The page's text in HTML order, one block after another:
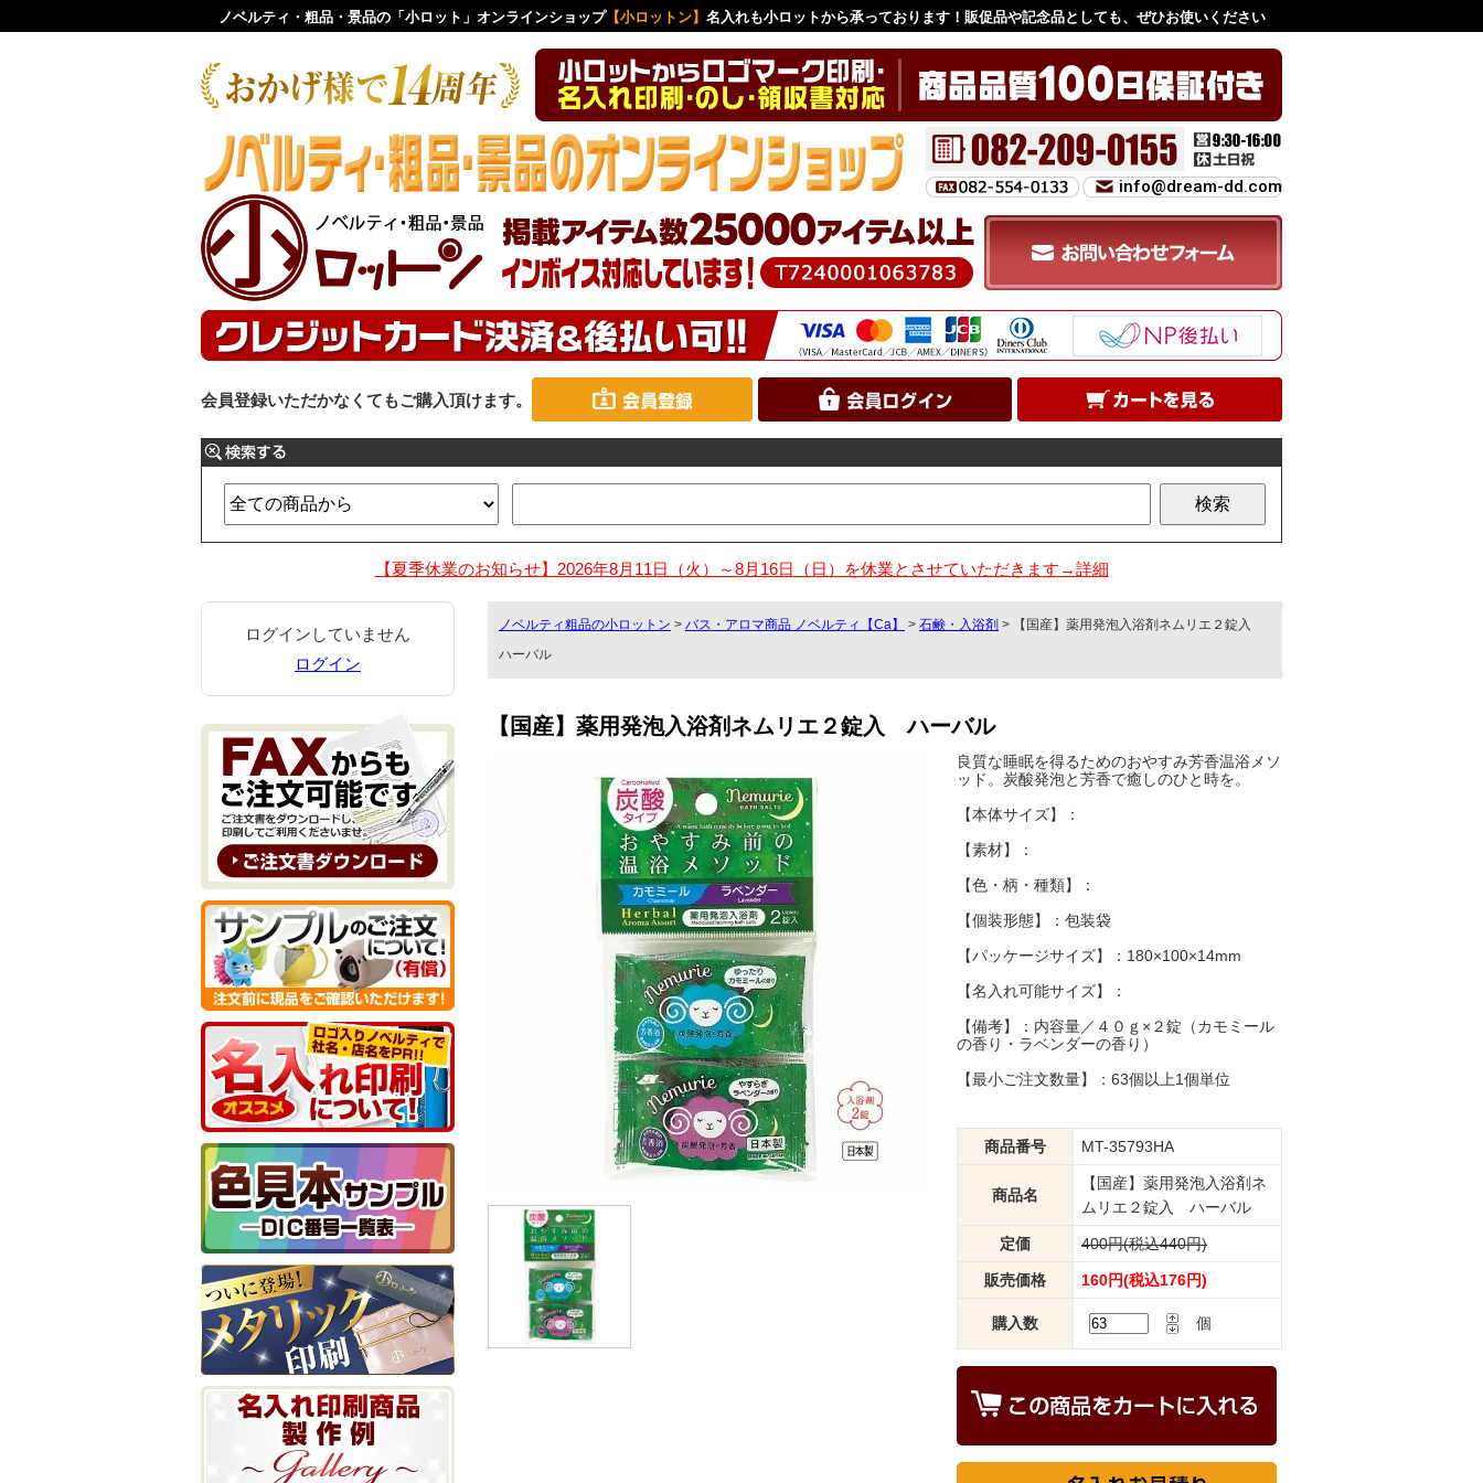
ノベルティ・粗品・景品の「小ロット」オンラインショップ【小ロットン】 名入れも小ロットから承っております！販促品や記念品としても、ぜひお使いください
info@dream-dd.com
会員登録いただかなくてもご購入頂けます。
【夏季休業のお知らせ】2026年8月11日（火）～8月16日（日）を休業とさせていただきます→詳細
ログインしていません
ログイン
ノベルティ粗品の小ロットン > バス・アロマ商品 ノベルティ【Ca】 > 石鹸・入浴剤 > 【国産】薬用発泡入浴剤ネムリエ２錠入
ハーバル
【国産】薬用発泡入浴剤ネムリエ２錠入 ハーバル
良質な睡眠を得るためのおやすみ芳香温浴メソ
ッド。炭酸発泡と芳香で癒しのひと時を。
【本体サイズ】：
【素材】：
【色・柄・種類】：
【個装形態】：包装袋
【パッケージサイズ】：180×100×14mm
【名入れ可能サイズ】：
【備考】：内容量／４０ｇ×２錠（カモミール
の香り・ラベンダーの香り）
【最小ご注文数量】：63個以上1個単位
商品番号 MT-35793HA
商品名
【国産】薬用発泡入浴剤ネ
ムリエ２錠入 ハーバル
定価 400円(税込440円)
販売価格 160円(税込176円)
購入数 個